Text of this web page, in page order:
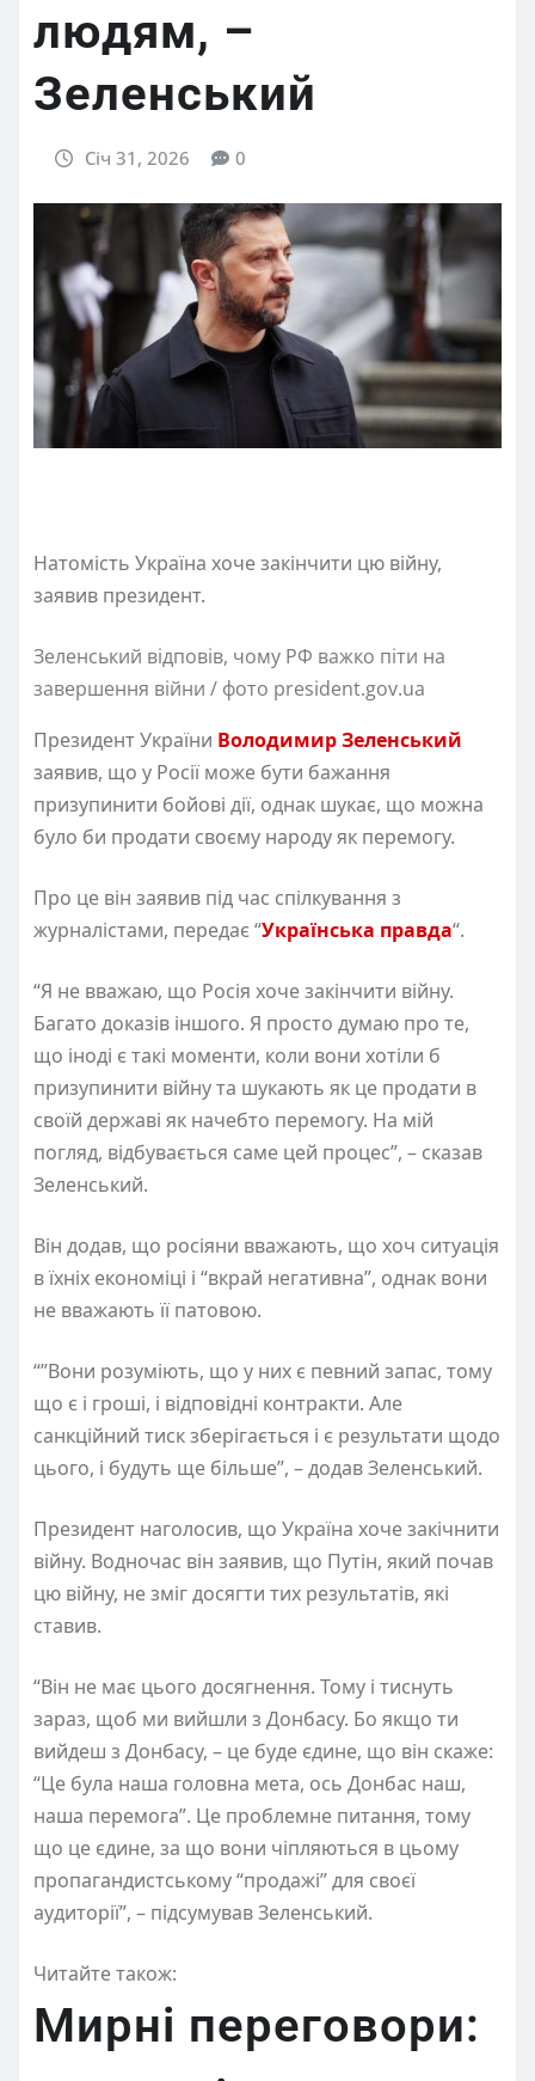
людям, –
Зеленський
Січ 31, 2026 0
Натомість Україна хоче закінчити цю війну,
заявив президент.
Зеленський відповів, чому РФ важко піти на
завершення війни / фото president.gov.ua
Президент України Володимир Зеленський
заявив, що у Росії може бути бажання
призупинити бойові дії, однак шукає, що можна
було би продати своєму народу як перемогу.
Про це він заявив під час спілкування з
журналістами, передає “Українська правда“.
“Я не вважаю, що Росія хоче закінчити війну.
Багато доказів іншого. Я просто думаю про те,
що іноді є такі моменти, коли вони хотіли б
призупинити війну та шукають як це продати в
своїй державі як начебто перемогу. На мій
погляд, відбувається саме цей процес”, – сказав
Зеленський.
Він додав, що росіяни вважають, що хоч ситуація
в їхніх економіці і “вкрай негативна”, однак вони
не вважають її патовою.
“”Вони розуміють, що у них є певний запас, тому
що є і гроші, і відповідні контракти. Але
санкційний тиск зберігається і є результати щодо
цього, і будуть ще більше”, – додав Зеленський.
Президент наголосив, що Україна хоче закічнити
війну. Водночас він заявив, що Путін, який почав
цю війну, не зміг досягти тих результатів, які
ставив.
“Він не має цього досягнення. Тому і тиснуть
зараз, щоб ми вийшли з Донбасу. Бо якщо ти
вийдеш з Донбасу, – це буде єдине, що він скаже:
“Це була наша головна мета, ось Донбас наш,
наша перемога”. Це проблемне питання, тому
що це єдине, за що вони чіпляються в цьому
пропагандистському “продажі” для своєї
аудиторії”, – підсумував Зеленський.
Читайте також:
Мирні переговори: